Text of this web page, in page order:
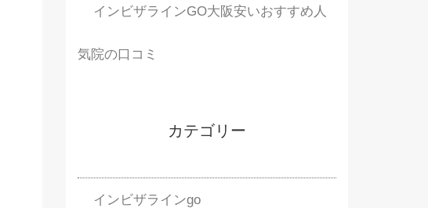
インビザラインGO大阪安いおすすめ人
気院の口コミ
カテゴリー
インビザラインgo